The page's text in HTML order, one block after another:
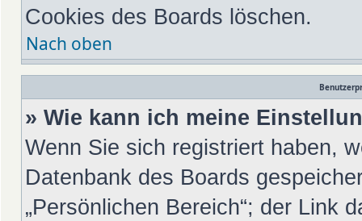
Cookies des Boards löschen.
Nach oben
» Wie kann ich meine
Wenn Sie sich registriert haben,
Datenbank des Boards
„Persönlichen Bereich“; der Link